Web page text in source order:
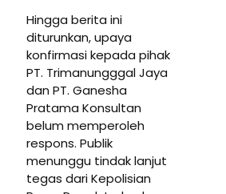
Hingga berita ini
diturunkan, upaya
konfirmasi kepada pihak
PT. Trimanungggal Jaya
dan PT. Ganesha
Pratama Konsultan
belum memperoleh
respons. Publik
menunggu tindak lanjut
tegas dari Kepolisian